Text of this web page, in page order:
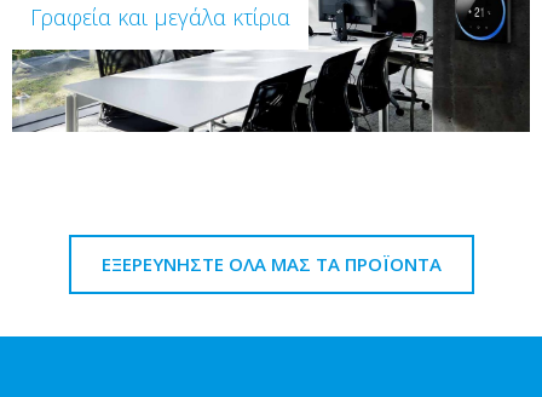
Γραφεία και μεγάλα κτίρια
ΕΞΕΡΕΥΝΗΣΤΕ ΟΛΑ ΜΑΣ ΤΑ ΠΡΟΪΟΝΤΑ